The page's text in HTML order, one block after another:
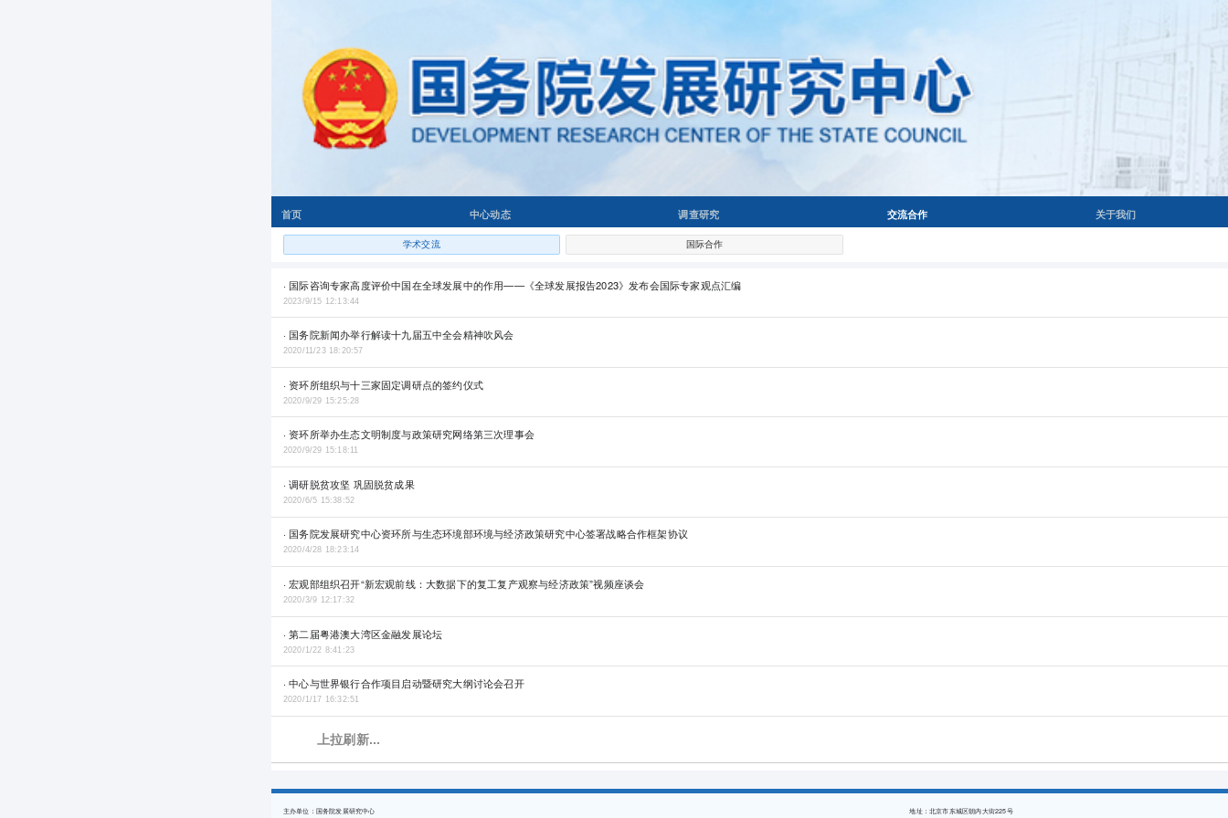
首页 中心动态 调查研究 交流合作 关于我们
学术交流 国际合作
· 国际咨询专家高度评价中国在全球发展中的作用——《全球发展报告2023》发布会国际专家观点汇编
2023/9/15 12:13:44
· 国务院新闻办举行解读十九届五中全会精神吹风会
2020/11/23 18:20:57
· 资环所组织与十三家固定调研点的签约仪式
2020/9/29 15:25:28
· 资环所举办生态文明制度与政策研究网络第三次理事会
2020/9/29 15:18:11
· 调研脱贫攻坚 巩固脱贫成果
2020/6/5 15:38:52
· 国务院发展研究中心资环所与生态环境部环境与经济政策研究中心签署战略合作框架协议
2020/4/28 18:23:14
· 宏观部组织召开“新宏观前线：大数据下的复工复产观察与经济政策”视频座谈会
2020/3/9 12:17:32
· 第二届粤港澳大湾区金融发展论坛
2020/1/22 8:41:23
· 中心与世界银行合作项目启动暨研究大纲讨论会召开
2020/1/17 16:32:51
上拉刷新...
主办单位：国务院发展研究中心 地址：北京市东城区朝内大街225号